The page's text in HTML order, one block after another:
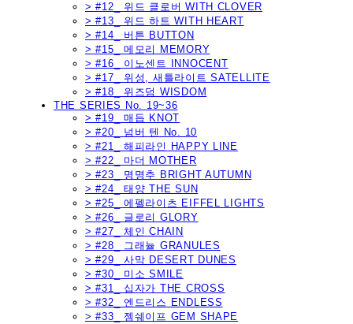
> #12_ 위드 클로버 WITH CLOVER
> #13_ 위드 하트 WITH HEART
> #14_ 버튼 BUTTON
> #15_ 메모리 MEMORY
> #16_ 이노센트 INNOCENT
> #17_ 위성, 새틀라이트 SATELLITE
> #18_ 위즈덤 WISDOM
THE SERIES No. 19~36
> #19_ 매듭 KNOT
> #20_ 넘버 텐 No. 10
> #21_ 해피라인 HAPPY LINE
> #22_ 마더 MOTHER
> #23_ 명명추 BRIGHT AUTUMN
> #24_ 태양 THE SUN
> #25_ 에펠라이츠 EIFFEL LIGHTS
> #26_ 글로리 GLORY
> #27_ 체인 CHAIN
> #28_ 그래뉼 GRANULES
> #29_ 사막 DESERT DUNES
> #30_ 미소 SMILE
> #31_ 십자가 THE CROSS
> #32_ 엔드리스 ENDLESS
> #33_ 젬쉐이프 GEM SHAPE